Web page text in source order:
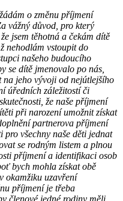
o změnu příjmení
vážný důvod, pro který
jsem těhotná a čekám dítě
nehodlám vstoupit do
našeho budoucího
se dítě jmenovalo po nás,
na jeho vývoji od nejútlejšího
úředních záležitostí či
že naše příjmení
při narození umožnit získat
partnerova příjmení
pro všechny naše děti jednat
se rodným listem a plnou
příjmení a identifikaci osob
bych mohla získat obě
okamžiku uzavření
příjmení je třeba
členové jedné rodiny měli